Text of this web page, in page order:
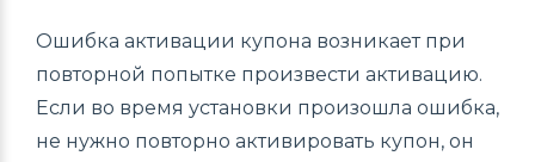
Ошибка активации купона возникает при
повторной попытке произвести активацию.
Если во время установки произошла ошибка,
не нужно повторно активировать купон, он